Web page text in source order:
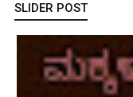
SLIDER POST